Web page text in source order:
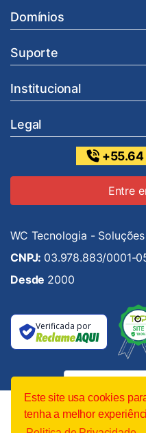
Este site usa cookies
tenha a melhor
Domínios
Suporte
Institucional
Legal
+55.64
Entre
WC Tecnologia -
CNPJ: 03.978.883/0001-
Desde 2000
Verificada por
Direitos autorais © 2026 WC